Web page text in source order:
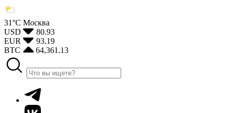
31°С Москва
USD
80.93
EUR
93.19
BTC
64,361.13